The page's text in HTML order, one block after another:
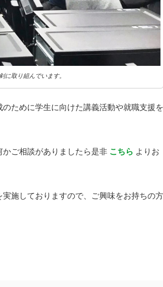
に取り組んでいます。
ために学生に向けた講義活動や就職支援を
ご相談がありましたら是非 こちら よりお
施しておりますので、ご興味をお持ちの方